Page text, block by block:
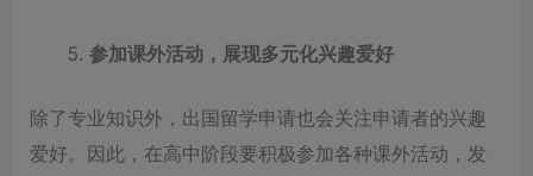
参加课外活动，展现多元化兴趣爱好
除了专业知识外，出国留学申请也会关注申请者的兴趣
爱好。因此，在高中阶段要积极参加各种课外活动，发